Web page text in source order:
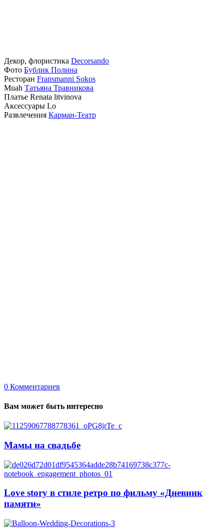
Декор, флористика Decorsando
Фото Бублик Полина
Ресторан Fransmanni Sokos
Muah Татьяна Травникова
Платье Renata litvinova
Аксессуары Lo
Развлечения Карман-Театр
0 Комментариев
Вам может быть интересно
Мамы на свадьбе
Love story в стиле ретро по фильму «Дневник
памяти»